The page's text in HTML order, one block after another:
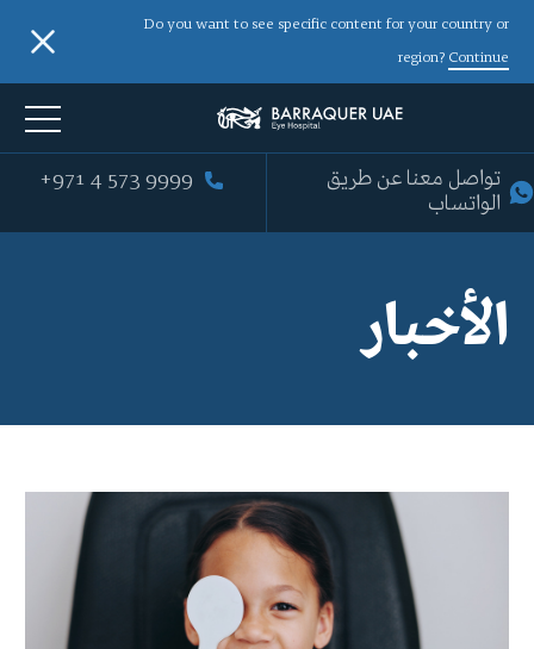
Do you want to see specific content for your country or
region? Continue
تواصل معنا عن طريق
الواتساب
+971 4 573 9999
الأخبار